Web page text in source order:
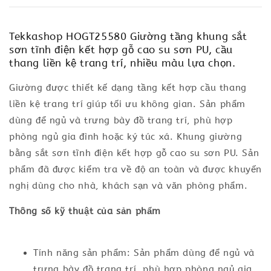
Tekkashop HOGT25580 Giường tầng khung sắt
sơn tĩnh điện kết hợp gỗ cao su sơn PU, cầu
thang liền kệ trang trí, nhiều màu lựa chọn.
Giường được thiết kế dạng tầng kết hợp cầu thang
liền kệ trang trí giúp tối ưu không gian. Sản phẩm
dùng để ngủ và trưng bày đồ trang trí, phù hợp
phòng ngủ gia đình hoặc ký túc xá. Khung giường
bằng sắt sơn tĩnh điện kết hợp gỗ cao su sơn PU. Sản
phẩm đã được kiểm tra về độ an toàn và được khuyến
nghị dùng cho nhà, khách sạn và văn phòng phẩm.
Thông số kỹ thuật của sản phẩm
Tính năng sản phẩm: Sản phẩm dùng để ngủ và